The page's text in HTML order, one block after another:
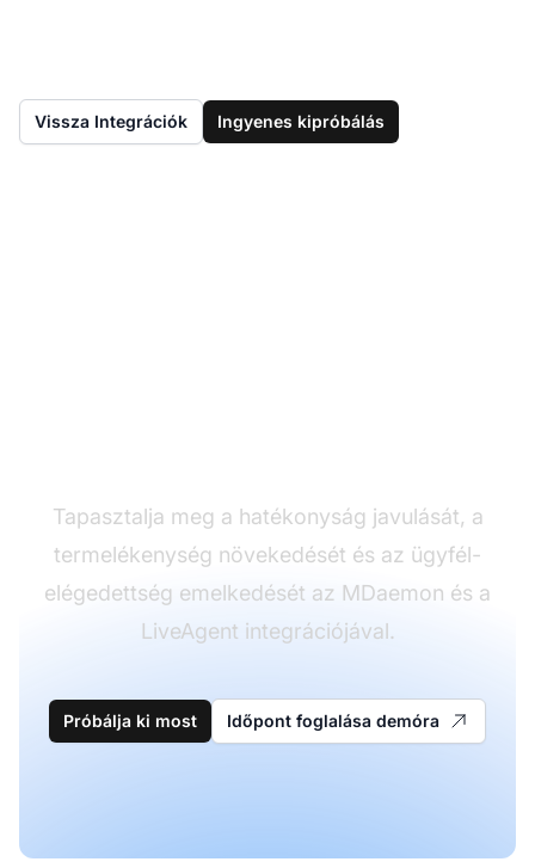
Vissza Integrációk Ingyenes kipróbálás
Tapasztalja meg a hatékonyság javulását, a
termelékenység növekedését és az ügyfél-
elégedettség emelkedését az MDaemon és a
LiveAgent integrációjával.
Próbálja ki most Időpont foglalása demóra